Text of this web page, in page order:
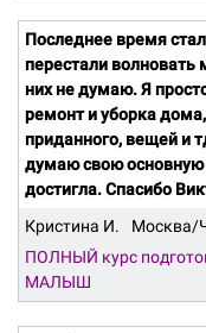
Последнее время
перестали волновать
них не думаю. Я
ремонт и уборка
приданного, вещей и
думаю свою основную
достигла. Спасибо
Кристина И.
Москва/
ПОЛНЫЙ курс
МАЛЫШ